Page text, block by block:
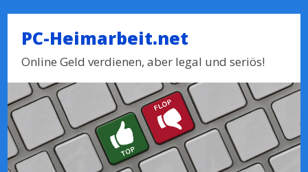
PC-Heimarbeit.net
Online Geld verdienen, aber legal und seriös!